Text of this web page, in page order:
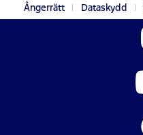
Ångerrätt
Dataskydd